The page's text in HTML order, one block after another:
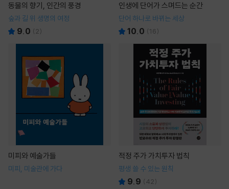
동물의 향기, 인간의 풍경
숲과 길 위 생명의 여정
9.0 ( 2)
인생에 단어가 스며드는 순간
단어 하나로 바뀌는 세상
10.0 (16)
미피와 예술가들
미피, 미술관에 가다
적정 주가 가치투자 법칙
평생 쓸 수 있는 원칙
9.9 (42)